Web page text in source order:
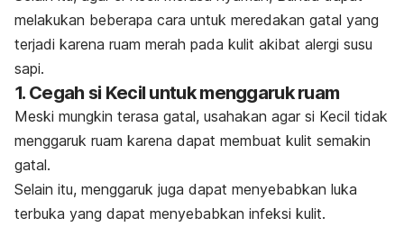
melakukan beberapa cara untuk meredakan gatal yang
terjadi karena ruam merah pada kulit akibat alergi susu
sapi.
1. Cegah si Kecil untuk menggaruk ruam
Meski mungkin terasa gatal, usahakan agar si Kecil tidak
menggaruk ruam karena dapat membuat kulit semakin
gatal.
Selain itu, menggaruk juga dapat menyebabkan luka
terbuka yang dapat menyebabkan infeksi kulit.